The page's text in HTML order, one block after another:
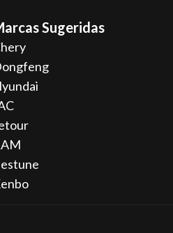
Sugeridas